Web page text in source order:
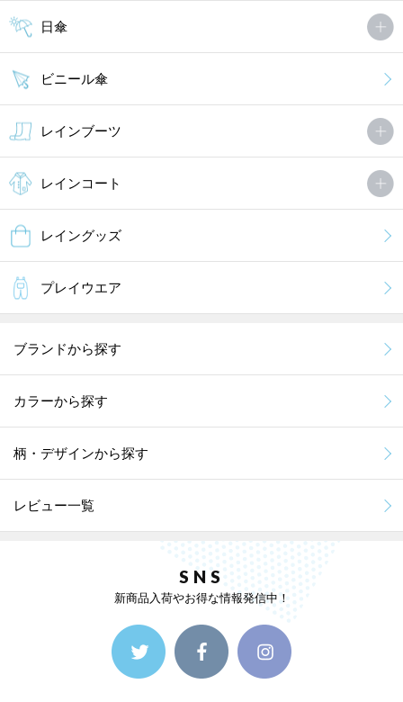
日傘
ビニール傘
レインブーツ
レインコート
レイングッズ
プレイウエア
ブランドから探す
カラーから探す
柄・デザインから探す
レビュー一覧
SNS
新商品入荷やお得な情報発信中！